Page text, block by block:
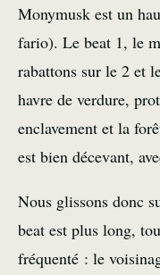
Monymusk est un
fario). Le beat 1, le
rabattons sur le 2 et
havre de verdure,
enclavement et la
est bien décevant,
Nous glissons donc
beat est plus long,
fréquenté : le